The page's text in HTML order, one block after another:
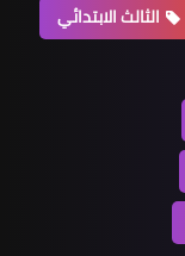
الثالث الابتدائي